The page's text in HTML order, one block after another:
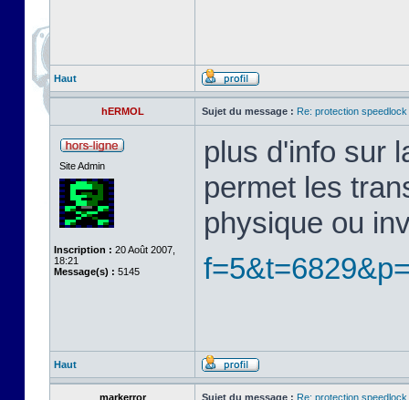
Haut
hERMOL Sujet du message : Re: protection
Site Admin
Inscription : 20 Août 2007,
18:21
Message(s) : 5145
plus d'info sur
permet les
physique ou
Haut
markerror Sujet du message : Re: protection